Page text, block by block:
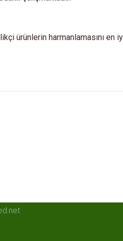
ürünlerin harmanlamasını en